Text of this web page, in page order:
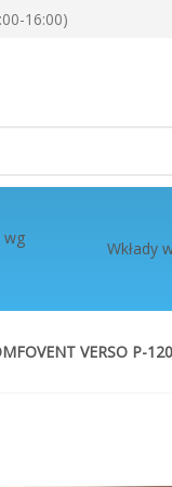
16:00)
wg
Wkłady
VERSO P-